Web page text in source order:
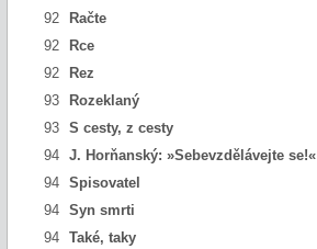
92
Račte
92
Rce
92
Rez
93
Rozeklaný
93
S cesty, z cesty
94
J. Horňanský: »Sebevzdělávejte se!«
94
Spisovatel
94
Syn smrti
94
Také, taky